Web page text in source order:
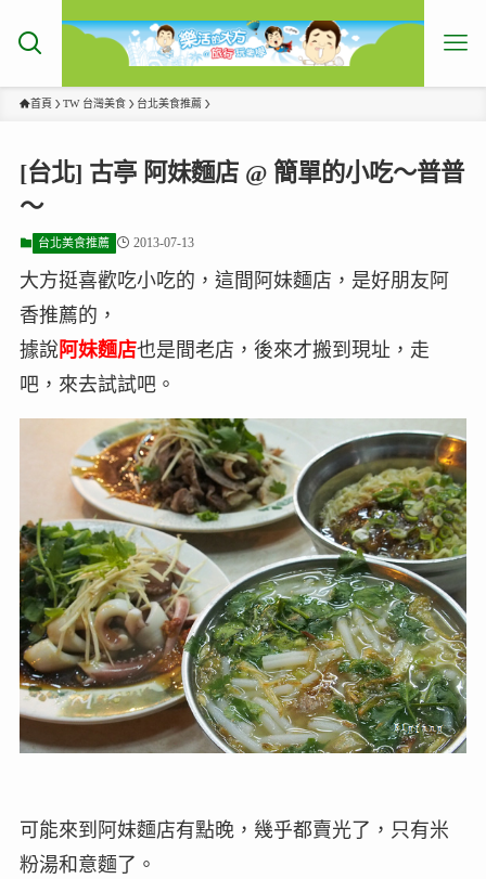
首頁 TW 台灣美食 台北美食推薦
[台北] 古亭 阿妹麵店 @ 簡單的小吃～普普
～
台北美食推薦 2013-07-13
大方挺喜歡吃小吃的，這間阿妹麵店，是好朋友阿
香推薦的，
據說阿妹麵店也是間老店，後來才搬到現址，走
吧，來去試試吧。
可能來到阿妹麵店有點晚，幾乎都賣光了，只有米
粉湯和意麵了。